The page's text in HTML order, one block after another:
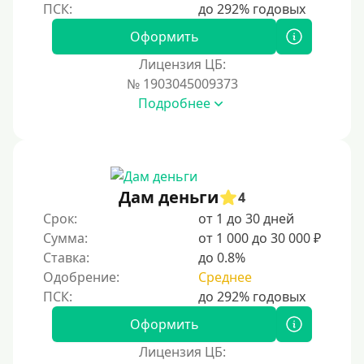
Наличными
По телефону
На дебетовую карту
На кредитную карту
На виртуальную карту
На неименную карту
На именную карту
На зарплатную карту
На чужую карту без отказа
Оформить
Лицензия ЦБ:
№ 1903045009373
Подробнее
Дам деньги
4
Срок:
от 1 до 30 дней
Сумма:
от 1 000 до 30 000 ₽
Ставка:
до 0.8%
Одобрение:
Среднее
Оформить
Лицензия ЦБ: